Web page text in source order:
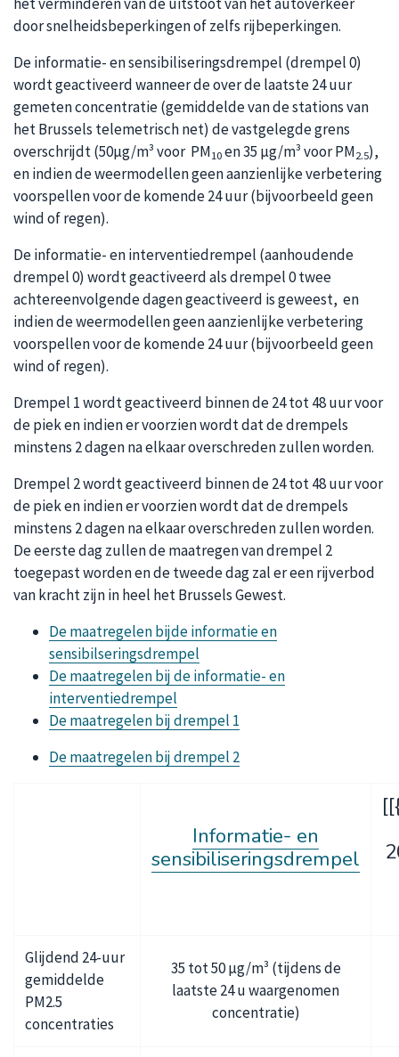
door snelheidsbeperkingen of zelfs rijbeperkingen.
De informatie- en sensibiliseringsdrempel (drempel 0)
wordt geactiveerd wanneer de over de laatste 24 uur
gemeten concentratie (gemiddelde van de stations van
het Brussels telemetrisch net) de vastgelegde grens
overschrijdt (50µg/m³ voor PM10en 35 µg/m³ voor PM2.5),
en indien de weermodellen geen aanzienlijke verbetering
voorspellen voor de komende 24 uur (bijvoorbeeld geen
wind of regen).
De informatie- en interventiedrempel (aanhoudende
drempel 0) wordt geactiveerd als drempel 0 twee
achtereenvolgende dagen geactiveerd is geweest, en
indien de weermodellen geen aanzienlijke verbetering
voorspellen voor de komende 24 uur (bijvoorbeeld geen
wind of regen).
Drempel 1 wordt geactiveerd binnen de 24 tot 48 uur voor
de piek en indien er voorzien wordt dat de drempels
minstens 2 dagen na elkaar overschreden zullen worden.
Drempel 2 wordt geactiveerd binnen de 24 tot 48 uur voor
de piek en indien er voorzien wordt dat de drempels
minstens 2 dagen na elkaar overschreden zullen worden.
De eerste dag zullen de maatregen van drempel 2
toegepast worden en de tweede dag zal er een rijverbod
van kracht zijn in heel het Brussels Gewest.
De maatregelen bijde informatie en
sensibilseringsdrempel
De maatregelen bij de informatie- en
interventiedrempel
De maatregelen bij drempel 1
De maatregelen bij drempel 2
Informatie- en
sensibiliseringsdrempel
Glijdend 24-uur
gemiddelde
PM2.5
concentraties
35 tot 50 µg/m³ (tijdens de
laatste 24 u waargenomen
concentratie)